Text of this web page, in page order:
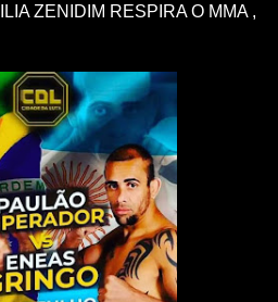
ZENIDIM RESPIRA O MMA ,